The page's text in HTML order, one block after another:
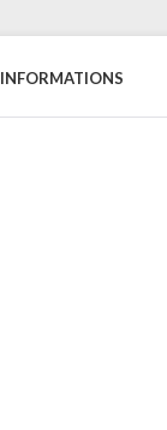
INFORMATIONS